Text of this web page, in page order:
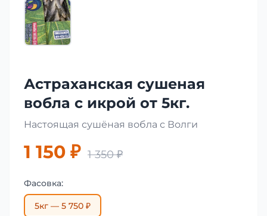
Астраханская сушеная
вобла с икрой от 5кг.
Настоящая сушёная вобла с Волги
1 150 ₽ 1 350 ₽
Фасовка:
5кг — 5 750 ₽